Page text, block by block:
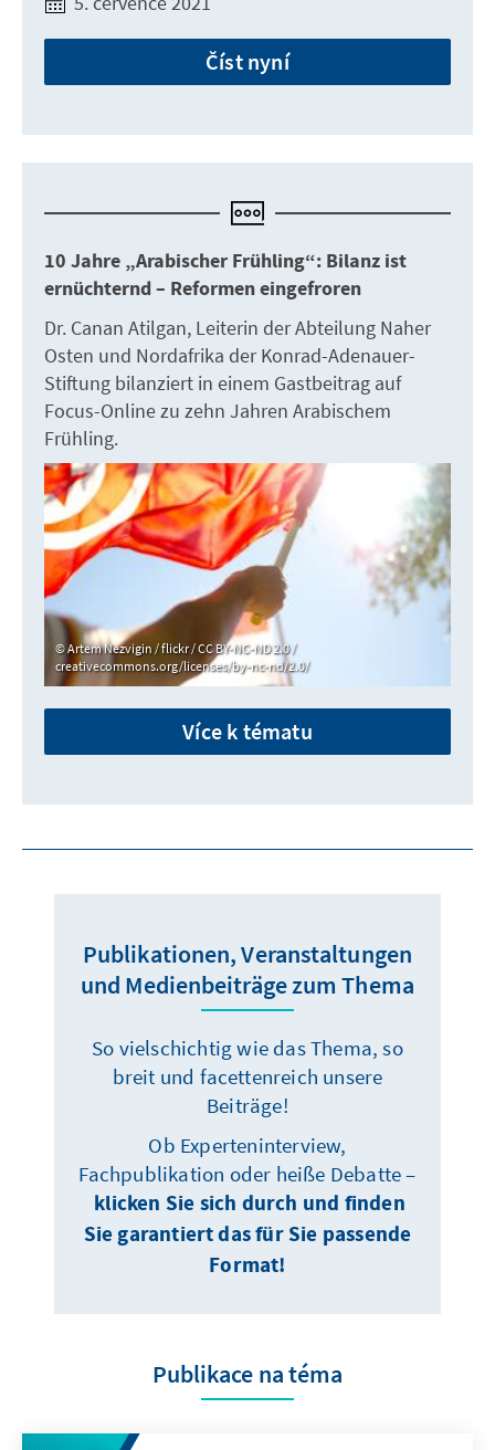
Číst nyní
10 Jahre „Arabischer Frühling“: Bilanz ist
ernüchternd – Reformen eingefroren
Dr. Canan Atilgan, Leiterin der Abteilung Naher
Osten und Nordafrika der Konrad-Adenauer-
Stiftung bilanziert in einem Gastbeitrag auf
Focus-Online zu zehn Jahren Arabischem
Frühling.
Artem Nezvigin / flickr / CC BY-NC-ND 2.0 /
creativecommons.org/licenses/by-nc-nd/2.0/
Více k tématu
Publikationen, Veranstaltungen
und Medienbeiträge zum Thema
So vielschichtig wie das Thema, so
breit und facettenreich unsere
Beiträge!
Ob Experteninterview,
Fachpublikation oder heiße Debatte –
klicken Sie sich durch und finden
Sie garantiert das für Sie passende
Format!
Publikace na téma